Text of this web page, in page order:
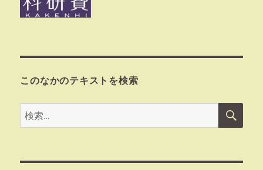
このなかのテキストを検索
検
索:
検